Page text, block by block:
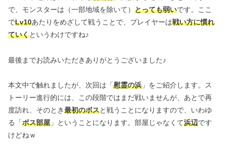
で、モンスターは（一部地域を除いて） とっても弱いです。ここ
でLv10あたりをめざして戦うことで、プレイヤーは戦い方に慣れ
ていくというわけですね♪
最後までお読みいただきありがとうございました♪
本文中で触れましたが、次回は「慰霊の浜 」をご紹介します。ス
トーリー進行的には、この段階ではまだ戦いませんが、あとで再
度訪れ、そのとき最初のボスと戦うことになりますので、いわゆ
る「ボス部屋 」ということになります。部屋じゃなくて浜辺です
けどねｗ